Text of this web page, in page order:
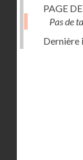
PAGE
Pas de
Dernière